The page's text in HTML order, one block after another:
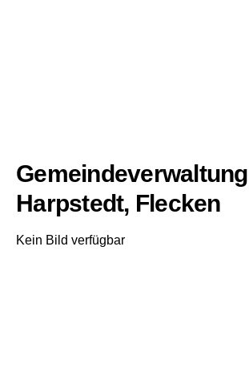
Gemeindeverwaltung
Harpstedt, Flecken
Kein Bild verfügbar